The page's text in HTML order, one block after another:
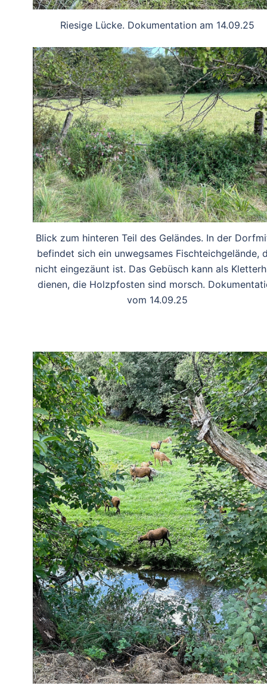
Riesige Lücke. Dokumentation am 14.09.25
Blick zum hinteren Teil des Geländes. In der
befindet sich ein unwegsames Fischteichgelände,
nicht eingezäunt ist. Das Gebüsch kann als
dienen, die Holzpfosten sind morsch.
vom 14.09.25